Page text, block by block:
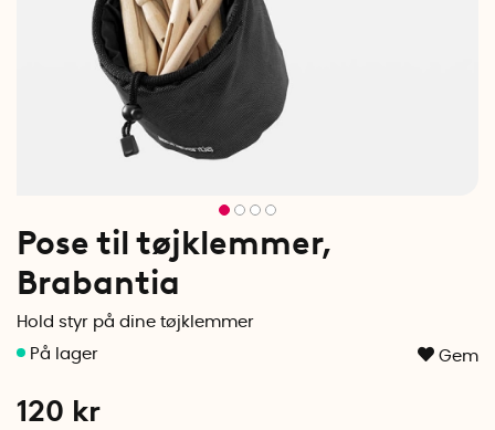
Pose til tøjklemmer,
Brabantia
Hold styr på dine tøjklemmer
Gem
120 kr